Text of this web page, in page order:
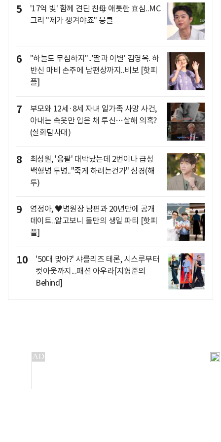
5
'17억 빚' 함께 견딘 친母 애틋한 효심..MC
그리 "제가 챙겨야죠" 뭉클
6
"하늘도 무심하지"..'딸과 이별' 김영옥. 하
반신 마비 손주에 남편상까지..비보 [핫피
플]
7
부모와 12세·8세 자녀 일가족 사망 사건,
아내는 속옷만 입은 채 투신…살해 의혹?
(실화탐사대)
8
최성원, '응팔' 대박났는데 2번이나 급성
백혈병 투병.."죽게 하려는건가" 심경(해
투)
9
염정아, ♥병원장 남편과 20년만에 공개
데이트..알고보니 둘만의 생일 파티 [핫피
플]
10
'50대 맞아?' 샤를리즈 테론, 시스루부터
컷아웃까지...패션 아우라[지형준의
Behind]